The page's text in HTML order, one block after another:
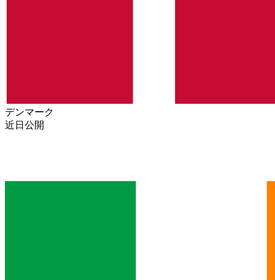
デンマーク
近日公開